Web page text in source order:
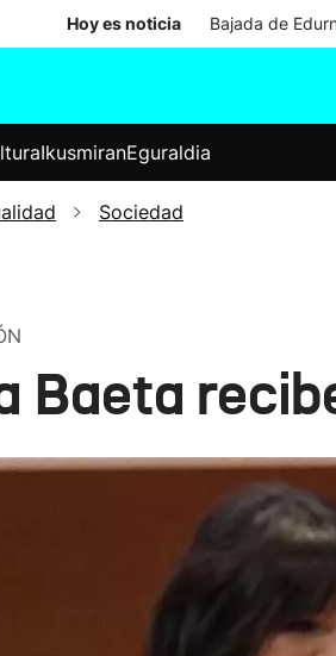
Hoy es noticia Bajada de
Elecciones
IkusmiranEguraldia
Sociedad
Baeta